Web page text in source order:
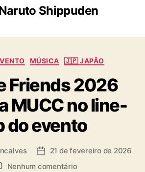
A
N
R
A
Shippuden
C
t
e
g
o
r
i
a
s
MÚSICA 🇯🇵 JAPÃO
Friends 2026
MUCC no line-
do evento
D 21 de fevereiro de 2026
Nenhum comentárioe